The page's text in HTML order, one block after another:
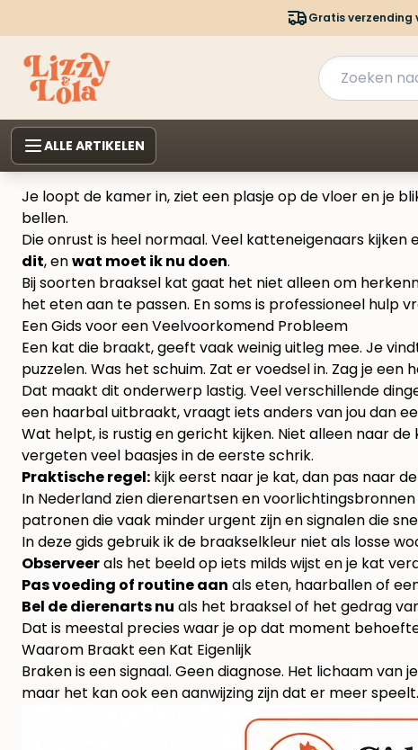
Gratis verzending
ALLE ARTIKELEN
Je loopt de kamer in, ziet een plasje op de vloer en je
bellen.
Die onrust is heel normaal. Veel katteneigenaars
dit, enwat moet ik nu doen.
Bij soorten braaksel kat gaat het niet alleen om
het eten aan te passen. En soms is professioneel hulp
Een Gids voor een Veelvoorkomend Probleem
Een kat die braakt, geeft vaak weinig uitleg mee. Je
puzzelen. Was het schuim. Zat er voedsel in. Zag je een
Dat maakt dit onderwerp lastig. Veel verschillende
een haarbal uitbraakt, vraagt iets anders van jou dan
Wat helpt, is rustig en gericht kijken. Niet alleen naar
vergeten veel baasjes in de eerste schrik.
Praktische regel: kijk eerst naar je kat, dan pas naar
In Nederland zien dierenartsen en
patronen die vaak minder urgent zijn en signalen die
In deze gids gebruik ik de braakselkleur niet als losse
Observeerals het beeld op iets milds wijst en je kat
Pas voeding of routine aan als eten, haarballen of
Bel de dierenarts nu als het braaksel of het gedrag
Dat is meestal precies waar je op dat moment
Waarom Braakt een Kat Eigenlijk
Braken is een signaal. Geen diagnose. Het lichaam
maar het kan ook een aanwijzing zijn dat er meer speelt.